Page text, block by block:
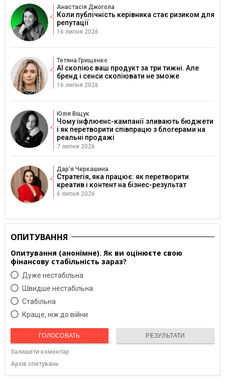
Анастасія Джогола
Коли публічність керівника стає ризиком для
репутації
16 липня 2026
Тетяна Грищенко
AI скопіює ваш продукт за три тижні. Але
бренд і сенси скопіювати не зможе
16 липня 2026
Юлія Віщук
Чому інфлюенс-кампанії зливають бюджети
і як перетворити співпрацю з блогерами на
реальні продажі
7 липня 2026
Дарʼя Черкашина
Стратегія, яка працює: як перетворити
креатив і контент на бізнес-результат
6 липня 2026
ОПИТУВАННЯ
Опитування (анонімне). Як ви оцінюєте свою
фінансову стабільність зараз?
Дуже нестабільна
Швидше нестабільна
Cтабільна
Краще, ніж до війни
ГОЛОСОВАТЬ РЕЗУЛЬТАТИ
Залишити коментар
Архів опитувань